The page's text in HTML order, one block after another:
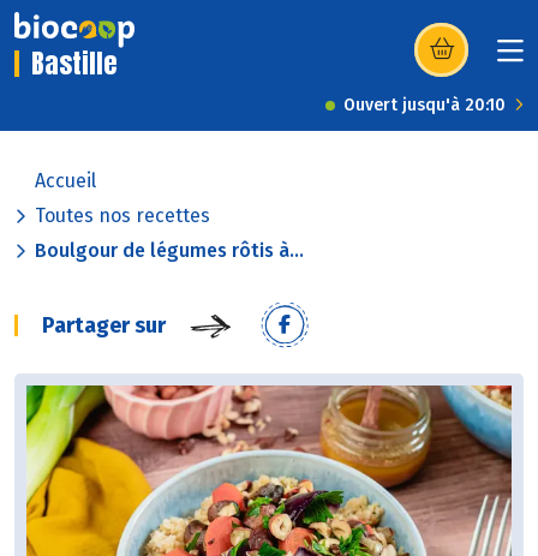
Bastille (s’ouvre dans
Ouvert jusqu'à 20:10
Accueil
Toutes nos recettes
Boulgour de légumes rôtis à...
Partager sur